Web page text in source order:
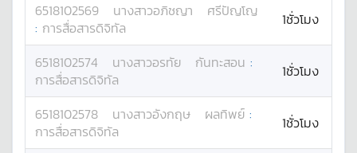
6518102569 นางสาวอภิชญา
ศรีปัญโญ
: การสื่อสารดิจิทัล 1ชั่วโมง
6518102574 นางสาวอรทัย กันทะสอน :
การสื่อสารดิจิทัล
1ชั่วโมง
6518102578 นางสาวอังกฤษ ผลทิพย์ :
การสื่อสารดิจิทัล
1ชั่วโมง